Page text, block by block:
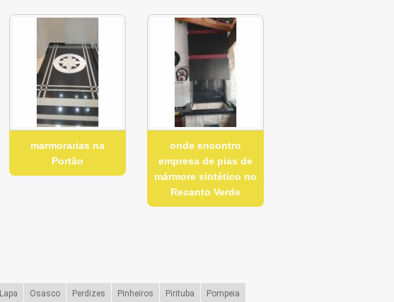
marmorarias na
Portão
onde encontro
empresa de pias de
mármore sintético no
Recanto Verde
Lapa Osasco Perdizes Pinheiros Pirituba Pompeia